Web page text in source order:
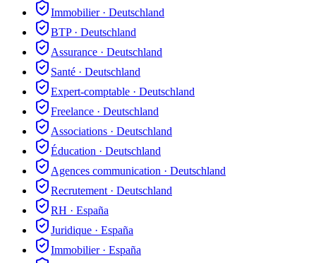
Immobilier· Deutschland
BTP· Deutschland
Assurance · Deutschland
Santé · Deutschland
Expert-comptable · Deutschland
Freelance · Deutschland
Associations · Deutschland
Éducation · Deutschland
Agences communication · Deutschland
Recrutement · Deutschland
RH · España
Juridique · España
Immobilier· España